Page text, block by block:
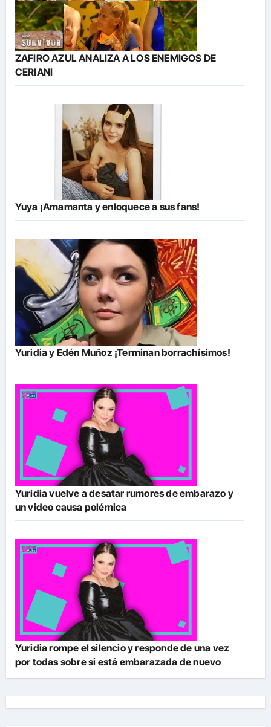
ZAFIRO AZUL ANALIZA A LOS ENEMIGOS DE
CERIANI
Yuya ¡Amamanta y enloquece a sus fans!
Yuridia y Edén Muñoz ¡Terminan borrachísimos!
Yuridia vuelve a desatar rumores de embarazo y
un video causa polémica
Yuridia rompe el silencio y responde de una vez
por todas sobre si está embarazada de nuevo